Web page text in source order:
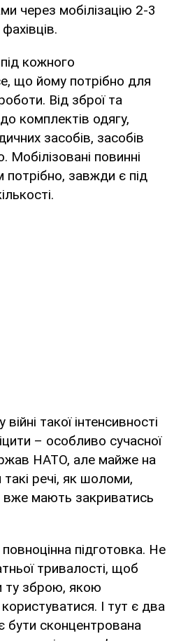
через мобілізацію 2-3
кожного
що йому потрібно для
Від зброї та
комплектів одягу,
засобів, засобів
повинні
завжди є під
такої інтенсивності
– особливо сучасної
НАТО, але майже на
речі, як шоломи,
вже мають закриватись
підготовка. Не
тривалості, щоб
ту зброю, якою
І тут є два
бути сконцентрована